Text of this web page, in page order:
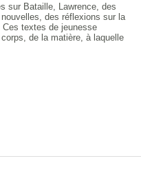
sur Bataille, Lawrence, des
des réflexions sur la
textes de jeunesse
de la matière, à laquelle